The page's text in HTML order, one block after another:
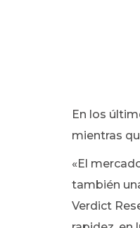
En los
mientras
«El
también
Verdict